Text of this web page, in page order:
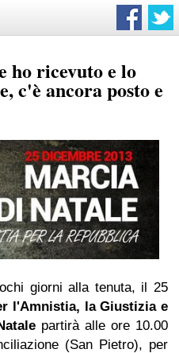
ho ricevuto e lo
c'è ancora posto e
giorni alla tenuta, il 25
l'Amnistia, la Giustizia e
partirà alle ore 10.00
(San Pietro), per